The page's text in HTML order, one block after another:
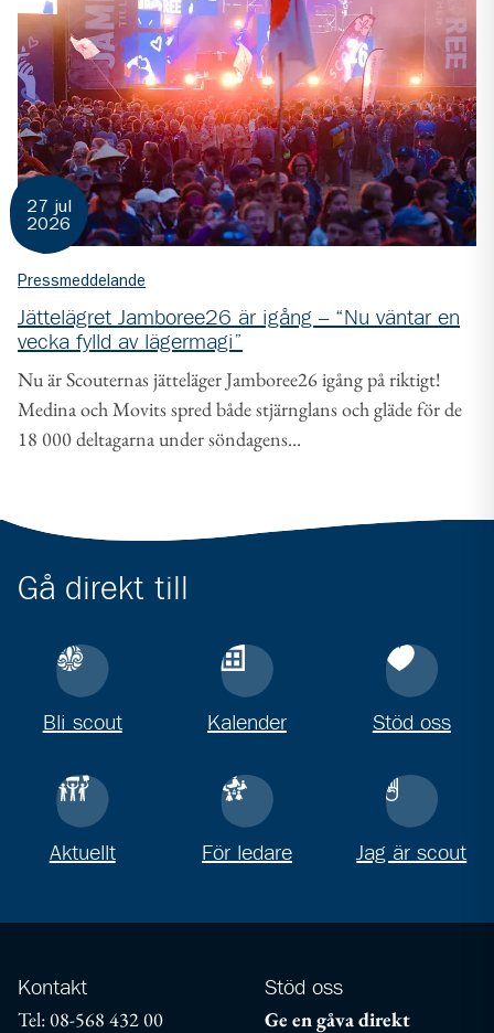
27 jul
2026
Pressmeddelande
Jättelägret Jamboree26 är igång – “Nu väntar en
vecka fylld av lägermagi”
Nu är Scouternas jätteläger Jamboree26 igång på riktigt!
Medina och Movits spred både stjärnglans och gläde för de
18 000 deltagarna under söndagens...
Gå direkt till
Bli scout Kalender Stöd oss
Aktuellt För ledare Jag är scout
Kontakt
Tel: 08-568 432 00
Stöd oss
Ge en gåva direkt